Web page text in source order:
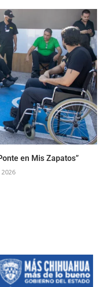
en Mis Zapatos”